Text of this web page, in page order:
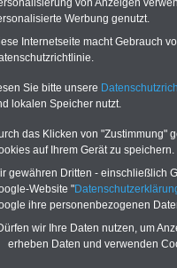
Ansätze
von Anzeigen
Werbung genutzt.
Internetseite macht Gebrauch
Sie bitte unsere
lokalen Speicher nutzt.
das Klicken von "Zustimmung"
auf Ihrem Gerät zu speichern.
gewähren Dritten - einschließlich
Website "
ihre personenbezogenen
wir Ihre Daten nutzen, um
erheben Daten und verwenden